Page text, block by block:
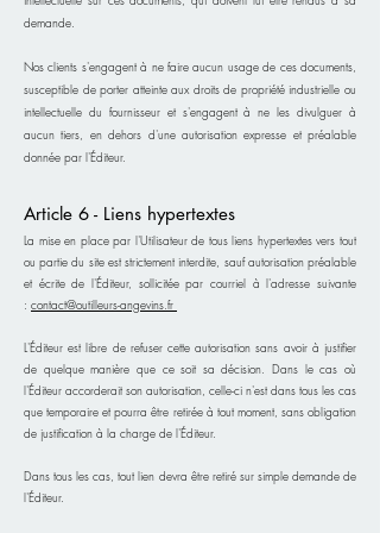
demande.
Nos clients s'engagent à ne faire aucun usage de ces documents,
susceptible de porter atteinte aux droits de propriété industrielle ou
intellectuelle du fournisseur et s'engagent à ne les divulguer à
aucun tiers, en dehors d'une autorisation expresse et préalable
donnée par l'Éditeur.
Article 6 - Liens hypertextes
La mise en place par l'Utilisateur de tous liens hypertextes vers tout
ou partie du site est strictement interdite, sauf autorisation préalable
et écrite de l'Éditeur, sollicitée par courriel à l'adresse suivante
: contact@outilleurs-angevins.fr
L'Éditeur est libre de refuser cette autorisation sans avoir à justifier
de quelque manière que ce soit sa décision. Dans le cas où
l'Éditeur accorderait son autorisation, celle-ci n'est dans tous les cas
que temporaire et pourra être retirée à tout moment, sans obligation
de justification à la charge de l'Éditeur.
Dans tous les cas, tout lien devra être retiré sur simple demande de
l'Éditeur.